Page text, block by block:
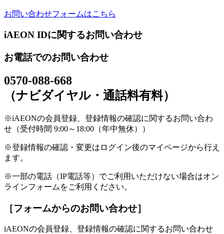
お問い合わせフォームはこちら
iAEON IDに関するお問い合わせ
お電話でのお問い合わせ
0570-088-668
（ナビダイヤル・通話料有料）
※iAEONの会員登録、登録情報の確認に関するお問い合わ
せ（受付時間 9:00～18:00（年中無休））
※登録情報の確認・変更はログイン後のマイページから行え
ます。
※一部の電話（IP電話等）でご利用いただけない場合はオン
ラインフォームをご利用ください。
［フォームからのお問い合わせ］
iAEONの会員登録、登録情報の確認に関するお問い合わせ